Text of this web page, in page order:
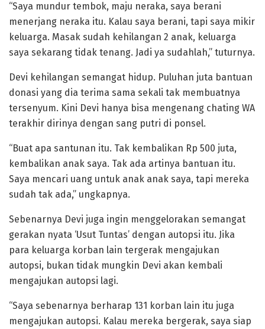
“Saya mundur tembok, maju neraka, saya berani
menerjang neraka itu. Kalau saya berani, tapi saya mikir
keluarga. Masak sudah kehilangan 2 anak, keluarga
saya sekarang tidak tenang. Jadi ya sudahlah,” tuturnya.
Devi kehilangan semangat hidup. Puluhan juta bantuan
donasi yang dia terima sama sekali tak membuatnya
tersenyum. Kini Devi hanya bisa mengenang chating WA
terakhir dirinya dengan sang putri di ponsel.
“Buat apa santunan itu. Tak kembalikan Rp 500 juta,
kembalikan anak saya. Tak ada artinya bantuan itu.
Saya mencari uang untuk anak anak saya, tapi mereka
sudah tak ada,” ungkapnya.
Sebenarnya Devi juga ingin menggelorakan semangat
gerakan nyata ‘Usut Tuntas’ dengan autopsi itu. Jika
para keluarga korban lain tergerak mengajukan
autopsi, bukan tidak mungkin Devi akan kembali
mengajukan autopsi lagi.
“Saya sebenarnya berharap 131 korban lain itu juga
mengajukan autopsi. Kalau mereka bergerak, saya siap